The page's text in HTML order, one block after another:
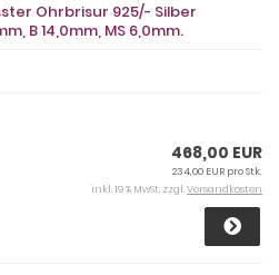
Ohrbrisur 925/- Silber
B 14,0mm, MS 6,0mm.
468,00 EUR
234,00 EUR pro Stk.
inkl. 19 % MwSt. zzgl.Versandkosten